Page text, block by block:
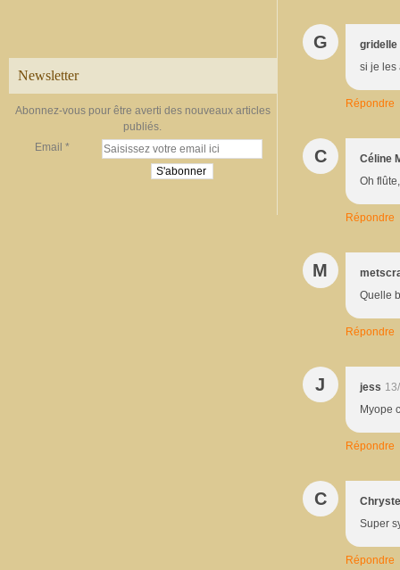
Newsletter
Abonnez-vous pour être averti des nouveaux articles
publiés.
Email
G
gridelle
si je les
Répondre
C
Céline
Oh
Répondre
M
Quelle
Répondre
J jess
Myope
Répondre
C
Super
Répondre